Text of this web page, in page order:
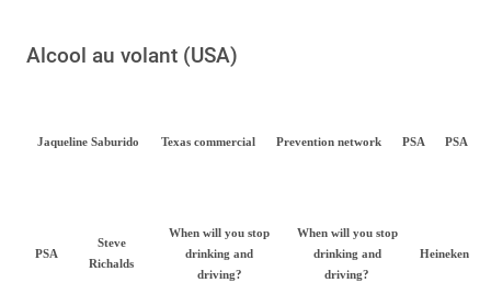
Alcool au volant (USA)
Jaqueline Saburido Texas commercial Prevention network PSA PSA
PSA
Steve
Richalds
When will you stop
drinking and
driving?
When will you stop
drinking and
driving?
Heineken